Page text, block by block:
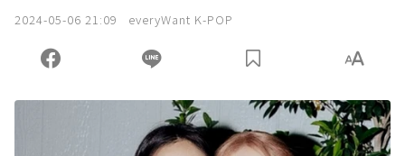
2024-05-06 21:09 everyWant K-POP